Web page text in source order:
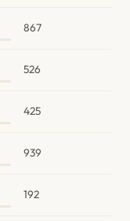
867
526
425
939
192